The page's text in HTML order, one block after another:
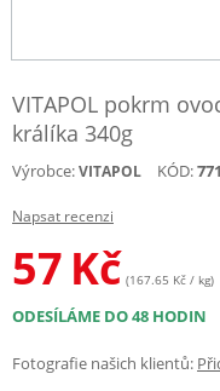
VITAPOL pokrm
králíka 340g
Výrobce:VITAPOL KÓD:
Napsat recenzi
57 Kč (167.65 Kč / kg)
ODESÍLÁME DO 48 HODIN
Fotografie našich klientů: